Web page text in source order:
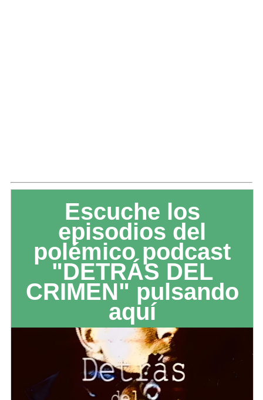
Escuche los
episodios del
polémico podcast
"DETRÁS DEL
CRIMEN" pulsando
aquí